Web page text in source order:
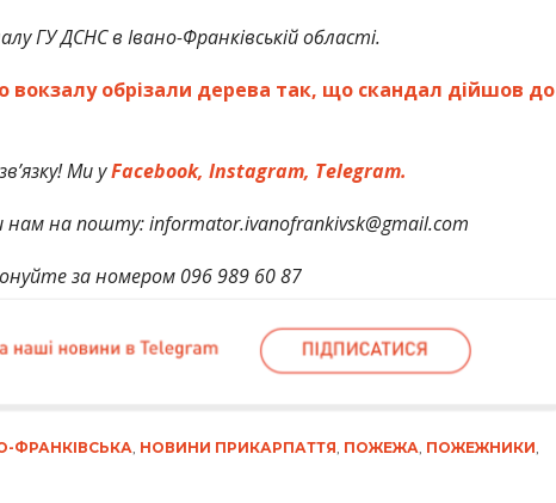
ГУ ДСНС в Івано-Франківській області.
вокзалу обрізали дерева так, що скандал дійшов до
Ми уFacebook, Instagram, Telegram.
нам на пошту: informator.ivanofrankivsk@gmail.com
за номером 096 989 60 87
ФРАНКІВСЬКА, НОВИНИ ПРИКАРПАТТЯ, ПОЖЕЖА, ПОЖЕЖНИКИ,